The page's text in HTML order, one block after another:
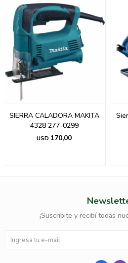
SIERRA CALADORA MAKITA
4328 277-0299
USD 170,00
¡Suscribite y recibí todas